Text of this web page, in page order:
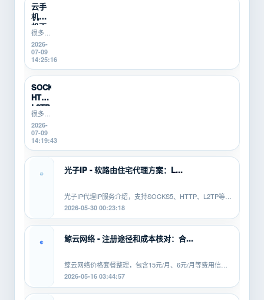
云手
机挂
机不
稳定
怎么
办？
游戏
搬砖
新
手...
很多游
戏搬
砖、游
戏打金
新手在
使用云
手机挂
机时，
会遇到
掉线、
卡顿、
登录异
常、运
等问
文从...
2026-
07-09
14:25:16
SOCKS5、
HTTP、
L2TP/P...
很多游
戏搬
砖、游
戏打
金、多
开挂机
手，不
L2TP/PPTP
有什...
2026-
07-09
14:19:43
光子IP - 软路由住宅代理方案：L...
光子IP代理IP服务介绍，支持SOCKS5、HTTP、L2TP等协
议，适配安卓、PC、软路由等平...
2026-05-30 00:23:18
鲸云网络 - 注册途径和成本核对：合...
鲸云网络价格套餐整理，包含15元/月、6元/月等费用信
息，覆盖SOCKS5、HTTP、L2TP等...
2026-05-16 03:44:57